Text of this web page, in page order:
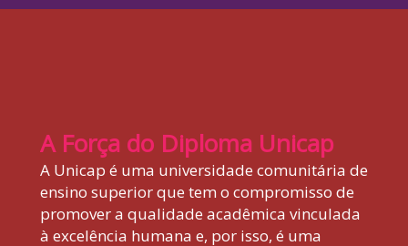
A Força do Diploma Unicap
A Unicap é uma universidade comunitária de
ensino superior que tem o compromisso de
promover a qualidade acadêmica vinculada
à excelência humana e, por isso, é uma